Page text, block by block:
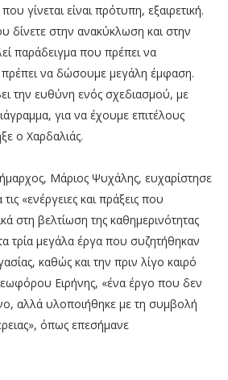
γίνεται είναι πρότυπη, εξαιρετική.
δίνετε στην ανακύκλωση και στην
παράδειγμα που πρέπει να
πρέπει να δώσουμε μεγάλη έμφαση.
την ευθύνη ενός σχεδιασμού, με
για να έχουμε επιτέλους
ο Χαρδαλιάς.
Μάριος Ψυχάλης, ευχαρίστησε
«ενέργειες και πράξεις που
στη βελτίωση της καθημερινότητας
τρία μεγάλα έργα που συζητήθηκαν
καθώς και την πριν λίγο καιρό
Ειρήνης, «ένα έργο που δεν
αλλά υλοποιήθηκε με τη συμβολή
όπως επεσήμανε